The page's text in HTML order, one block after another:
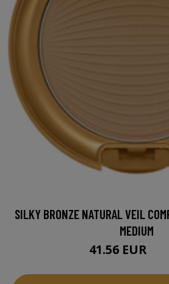
SILKY BRONZE NATURAL VEIL
MEDIUM
41.56 EUR